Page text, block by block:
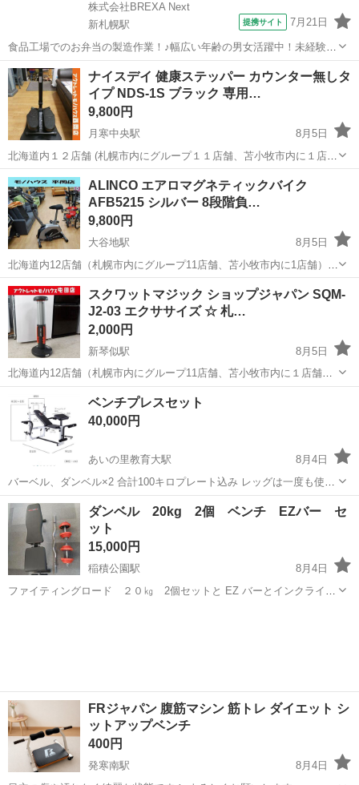
株式会社BREXA Next
新札幌駅
提携サイト 7月21日
食品工場でのお弁当の製造作業！♪幅広い年齢の男女活躍中！未経験活
躍中♪日払い制度あり◎働きやすい空調完備♪車・バイク・自転車通勤
可！安心の社会保険完備！駅から無料送迎あり◎《北海道札幌市厚別
区》 人気の工場のお仕事 【お弁...
北海道 札幌市 新札幌駅 その他
ナイスデイ 健康ステッパー カウンター無しタ
イプ NDS-1S ブラック 専用…
9,800円
月寒中央駅
8月5日
北海道内１２店舗 (札幌市内にグループ１１店舗、苫小牧市内に１店
舗） 総合リサイクルショップ ★ユーズドグッズマーケット★ アウト
レットモノハウス西岡店です。 ナイスデイ 健康ステッパー カウンタ
ー無しタイプ N...
北海道 札幌市 フィットネス、トレーニング
ALINCO エアロマグネティックバイク
AFB5215 シルバー 8段階負…
9,800円
大谷地駅
8月5日
北海道内12店舗（札幌市内にグループ11店舗、苫小牧市内に1店舗）
Used Goods Market ★ユーズドグッズマーケット★ 総合リサイクルシ
ョップ アウトレットモノハウス平岡店です。 -------...
北海道 札幌市 大谷地駅 フィットネス、トレーニング
スクワットマジック ショップジャパン SQM-
J2-03 エクササイズ ☆ 札…
2,000円
新琴似駅
8月5日
北海道内12店舗（札幌市内にグループ11店舗、苫小牧市内に１店舗）
総合リサイクルショップ アウトレットモノハウス屯田店です。 スマホ
QRコード決済「PayPay」「auPay」「d払い」と、 クレジットカード
をご...
北海道 新琴似駅 フィットネス、トレーニング
スクワット
ベンチプレスセット
40,000円
あいの里教育大駅
8月4日
バーベル、ダンベル×2 合計100キロプレート込み レッグは一度も使っ
てません。 定価86,000円
北海道 札幌市
フィットネス、トレーニング
ダンベル 20kg 2個 ベンチ EZバー セ
ット
15,000円
稲積公園駅
8月4日
ファイティングロード ２０㎏ 2個セットと EZ バーとインクライン
FRジャパン 腹筋マシン 筋トレ ダイエット シ
ットアップベンチ
400円
発寒南駅
8月4日